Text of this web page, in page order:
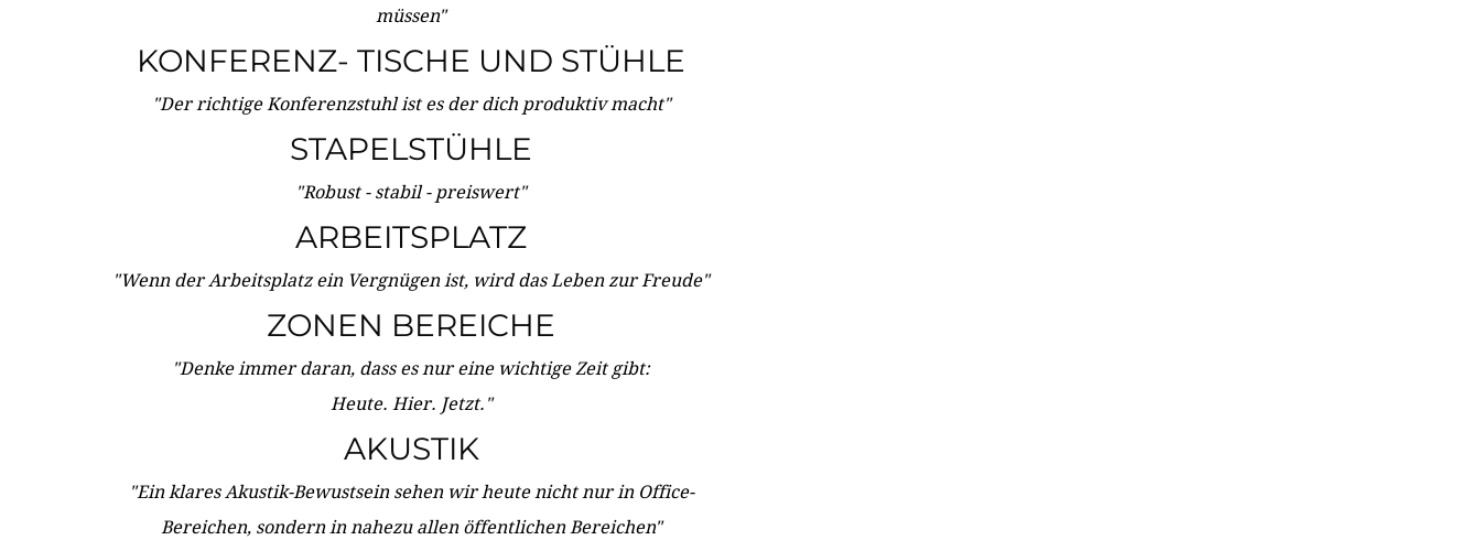
müssen"
KONFERENZ- TISCHE UND STÜHLE
"Der richtige Konferenzstuhl ist es der dich produktiv macht"
STAPELSTÜHLE
"Robust - stabil - preiswert"
ARBEITSPLATZ
"Wenn der Arbeitsplatz ein Vergnügen ist, wird das Leben zur Freude"
ZONEN BEREICHE
"Denke immer daran, dass es nur eine wichtige Zeit gibt:
Heute. Hier. Jetzt."
AKUSTIK
"Ein klares Akustik-Bewustsein sehen wir heute nicht nur in Office-
Bereichen, sondern in nahezu allen öffentlichen Bereichen"